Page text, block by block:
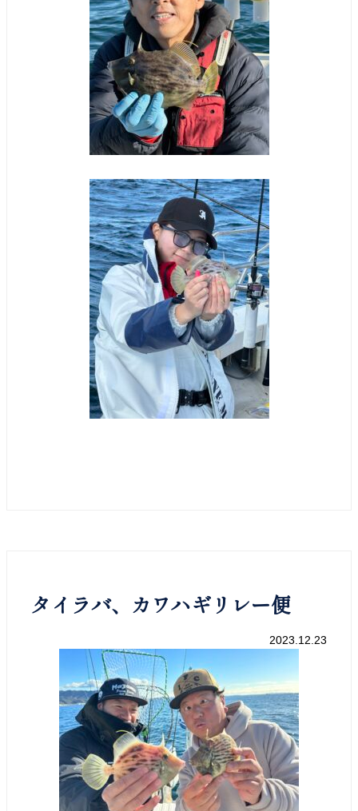
タイラバ、カワハギリレー便
2023.12.23